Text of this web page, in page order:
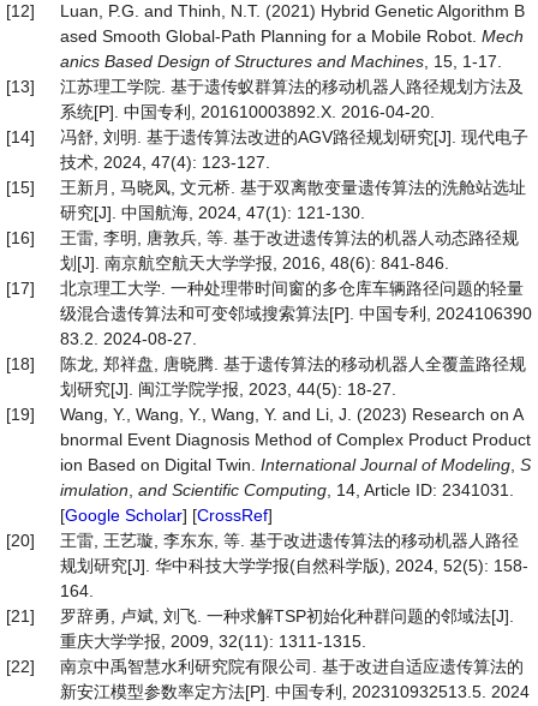
[12]
Luan, P.G. and Thinh, N.T. (2021) Hybrid Genetic Algorithm B
ased Smooth Global-Path Planning for a Mobile Robot. Mech
anics Based Design of Structures and Machines , 15, 1-17.
[13]
江苏理工学院. 基于遗传蚁群算法的移动机器人路径规划方法及
系统[P]. 中国专利, 201610003892.X. 2016-04-20.
[14]
冯舒, 刘明. 基于遗传算法改进的AGV路径规划研究[J]. 现代电子
技术, 2024, 47(4): 123-127.
[15]
王新月, 马晓凤, 文元桥. 基于双离散变量遗传算法的洗舱站选址
研究[J]. 中国航海, 2024, 47(1): 121-130.
[16]
王雷, 李明, 唐敦兵, 等. 基于改进遗传算法的机器人动态路径规
划[J]. 南京航空航天大学学报, 2016, 48(6): 841-846.
[17]
北京理工大学. 一种处理带时间窗的多仓库车辆路径问题的轻量
级混合遗传算法和可变邻域搜索算法[P]. 中国专利, 2024106390
83.2. 2024-08-27.
[18]
陈龙, 郑祥盘, 唐晓腾. 基于遗传算法的移动机器人全覆盖路径规
划研究[J]. 闽江学院学报, 2023, 44(5): 18-27.
[19]
Wang, Y., Wang, Y., Wang, Y. and Li, J. (2023) Research on A
bnormal Event Diagnosis Method of Complex Product Product
ion Based on Digital Twin. International Journal of Modeling S
imulation and Scientific Computing , 14, Article ID: 2341031.
[Google Scholar] [CrossRef]
[20]
王雷, 王艺璇, 李东东, 等. 基于改进遗传算法的移动机器人路径
规划研究[J]. 华中科技大学学报(自然科学版), 2024, 52(5): 158-
164.
[21]
罗辞勇, 卢斌, 刘飞. 一种求解TSP初始化种群问题的邻域法[J].
重庆大学学报, 2009, 32(11): 1311-1315.
[22]
南京中禹智慧水利研究院有限公司. 基于改进自适应遗传算法的
新安江模型参数率定方法[P]. 中国专利, 202310932513.5. 2024